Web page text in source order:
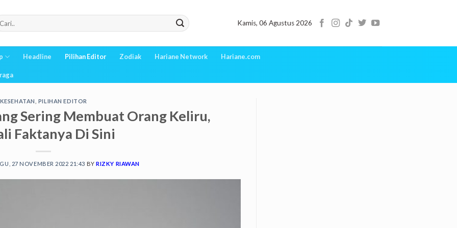
Kamis, 06 Agustus 2026
Headline Pilihan Editor Zodiak Hariane Network Hariane.com
KESEHATAN PILIHAN EDITOR
Sering Membuat Orang Keliru,
Faktanya Di Sini
27 NOVEMBER 2022 21:43 BYRIZKY RIAWAN